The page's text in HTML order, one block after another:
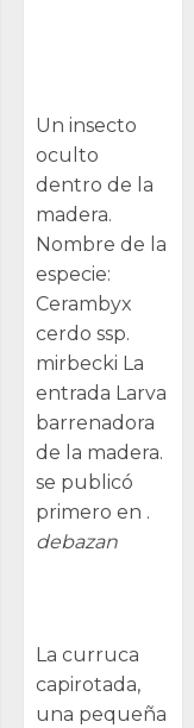
Un insecto
oculto
dentro de la
madera.
Nombre de la
especie:
Cerambyx
cerdo ssp.
mirbecki La
entrada Larva
barrenadora
de la madera.
se publicó
primero en .
debazan
La curruca
capirotada,
una pequeña